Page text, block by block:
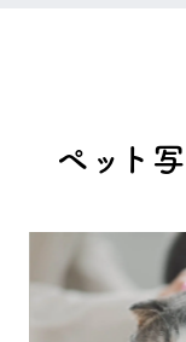
ペット